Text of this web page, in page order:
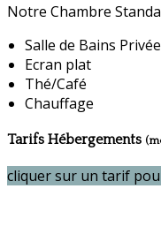
Notre Chambre
Salle de Bains
Ecran plat
Thé/Café
Chauffage
Tarifs Hébergements
cliquer sur un tarif